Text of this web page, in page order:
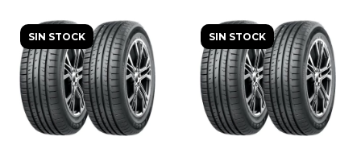
SIN STOCK SIN STOCK